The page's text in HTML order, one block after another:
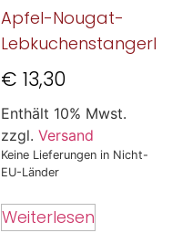
Apfel-Nougat-
Lebkuchenstangerl
€ 13,30
Enthält 10% Mwst.
zzgl.Versand
Keine Lieferungen in Nicht-
EU-Länder
Weiterlesen